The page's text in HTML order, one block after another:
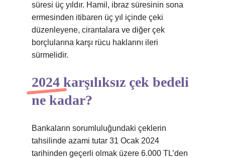
süresi üç yıldır. Hamil, ibraz süresinin sona
ermesinden itibaren üç yıl içinde çeki
düzenleyene, cirantalara ve diğer çek
borçlularına karşı rücu haklarını ileri
sürmelidir.
2024 karşılıksız çek bedeli
ne kadar?
Bankaların sorumluluğundaki çeklerin
tahsilinde azami tutar 31 Ocak 2024
tarihinden geçerli olmak üzere 6.000 TL’den